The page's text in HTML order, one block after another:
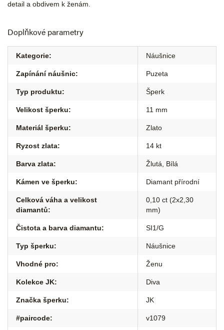
detail a obdivem k ženám.
Doplňkové parametry
Kategorie: Náušnice
Zapínání náušnic: Puzeta
Typ produktu: Šperk
Velikost šperku: 11 mm
Materiál šperku: Zlato
Ryzost zlata: 14 kt
Barva zlata: Žlutá Bílá
Kámen ve šperku: Diamant přírodní
Celková váha a velikost
diamantů:
0,10 ct (2x2,30
mm)
Čistota a barva diamantu: SI1/G
Typ šperku: Náušnice
Vhodné pro: Ženu
Kolekce JK: Diva
Značka šperku: JK
#paircode: v1079